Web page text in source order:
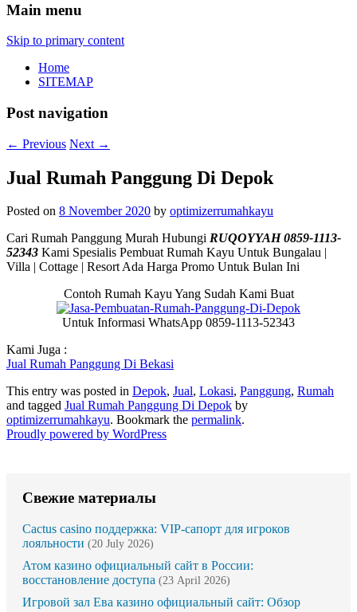
Main menu
Skip to primary content
Home
SITEMAP
Post navigation
← Previous Next →
Jual Rumah Panggung Di Depok
Posted on 8 November 2020 by optimizerrumahkayu
Cari Rumah Panggung Murah Hubungi RUQOYYAH 0859-1113-
52343 Kami Spesialis Pembuat Rumah Kayu Untuk Bungalau |
Villa | Cottage | Resort Ada Harga Promo Untuk Bulan Ini
Contoh Rumah Kayu Yang Sudah Kami Buat
Untuk Informasi WhatsApp 0859-1113-52343
Kami Juga :
Jual Rumah Panggung Di Bekasi
This entry was posted in Depok, Jual, Lokasi, Panggung, Rumah
and tagged Jual Rumah Panggung Di Depok by
optimizerrumahkayu. Bookmark the permalink.
Proudly powered by WordPress
Свежие материалы
Cactus casino поддержка: VIP-сапорт для игроков
лояльности (20 July 2026)
Атом казино официальный сайт в России:
восстановление доступа (23 April 2026)
Игровой зал Ева казино официальный сайт: Обзор